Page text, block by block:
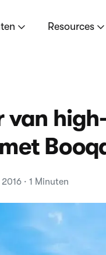
Resources
van
· 1 Minuten